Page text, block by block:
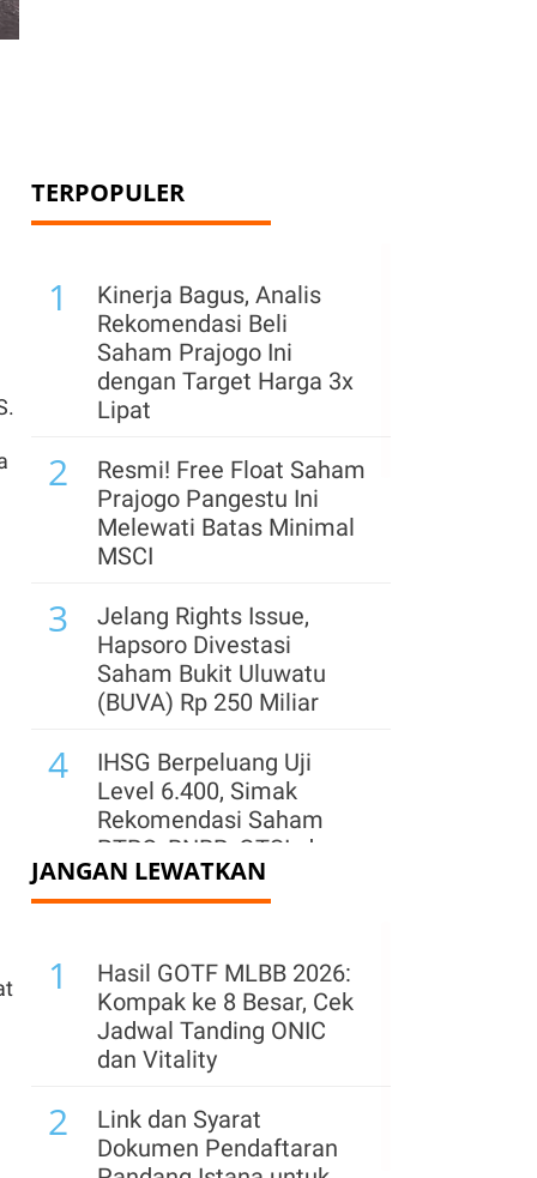
TERPOPULER
1
Kinerja Bagus, Analis
Rekomendasi Beli
Saham Prajogo Ini
dengan Target Harga 3x
Lipat
2
Resmi! Free Float Saham
Prajogo Pangestu Ini
Melewati Batas Minimal
MSCI
3
Jelang Rights Issue,
Hapsoro Divestasi
Saham Bukit Uluwatu
(BUVA) Rp 250 Miliar
4
IHSG Berpeluang Uji
Level 6.400, Simak
Rekomendasi Saham
PTRO, BNBR, GTSI, dan
BACH
Tambang Saat IHSG
Menguat Kemarin, Cek
yang Banyak Dikoleksi
Saham Karya Pacific
(IATA) Naik 65% Usai
Kelar Ganti Pemilik,
Kinerja Paruh I Turun
JANGAN LEWATKAN
1
Hasil GOTF MLBB 2026:
Kompak ke 8 Besar, Cek
Jadwal Tanding ONIC
dan Vitality
2
Link dan Syarat
Dokumen Pendaftaran